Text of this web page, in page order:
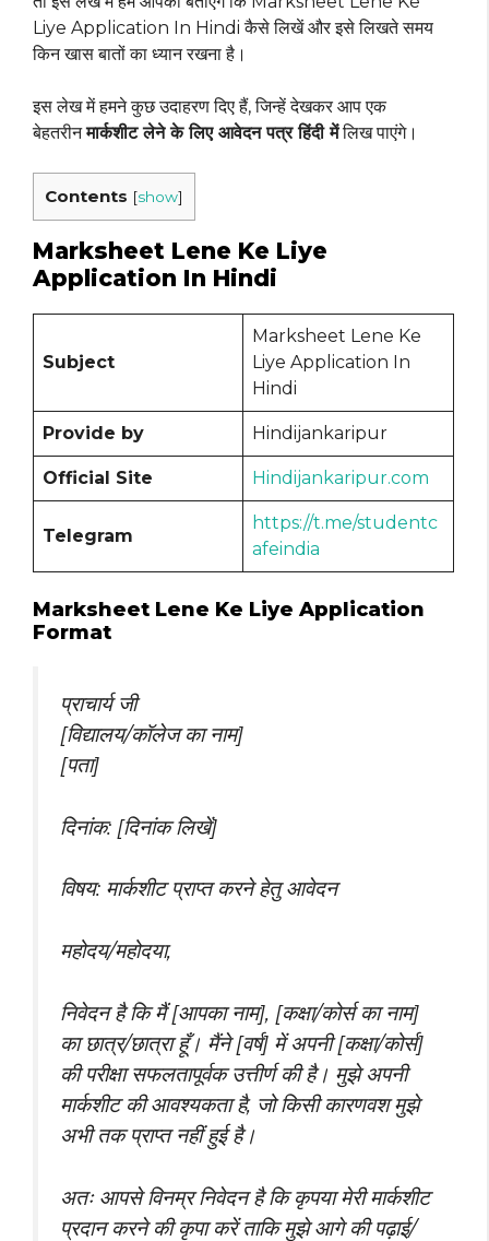
Liye Application In Hindi कैसे लिखें और इसे लिखते समय
किन खास बातों का ध्यान रखना है।
इस लेख में हमने कुछ उदाहरण दिए हैं, जिन्हें देखकर आप एक
बेहतरीनमार्कशीट लेने के लिए आवेदन पत्र हिंदी मेंलिख पाएंगे।
Contents [show]
Marksheet Lene Ke Liye
Application In Hindi
Subject
Marksheet Lene Ke
Liye Application In
Hindi
Provide by Hindijankaripur
Official Site Hindijankaripur.com
Telegram
https://t.me/studentc
afeindia
Marksheet Lene Ke Liye Application
Format
प्राचार्य जी
[विद्यालय/कॉलेज का नाम]
[पता]
दिनांक: [दिनांक लिखें]
विषय: मार्कशीट प्राप्त करने हेतु आवेदन
महोदय/महोदया,
निवेदन है कि मैं [आपका नाम], [कक्षा/कोर्स का नाम]
का छात्र/छात्रा हूँ। मैंने [वर्ष] में अपनी [कक्षा/कोर्स]
की परीक्षा सफलतापूर्वक उत्तीर्ण की है। मुझे अपनी
मार्कशीट की आवश्यकता है, जो किसी कारणवश मुझे
अभी तक प्राप्त नहीं हुई है।
अतः आपसे विनम्र निवेदन है कि कृपया मेरी मार्कशीट
प्रदान करने की कृपा करें ताकि मुझे आगे की पढ़ाई/